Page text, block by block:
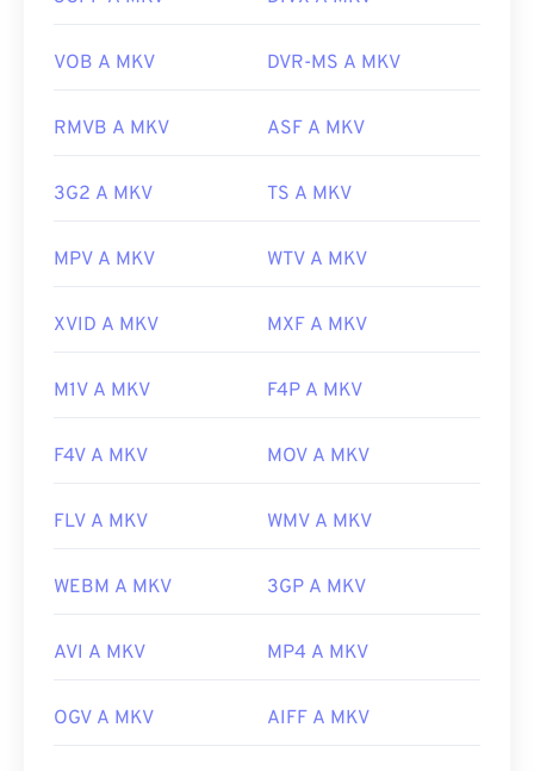
codec appropriati, compatibili con il lettore
sito affidabile, come
Ninite .
Sviluppato da:
Link utili:
VOB A MKV DVR-MS A MKV
RMVB A MKV ASF A MKV
3G2 A MKV TS A MKV
MPV A MKV WTV A MKV
XVID A MKV MXF A MKV
M1V A MKV F4P A MKV
F4V A MKV MOV A MKV
FLV A MKV WMV A MKV
WEBM A MKV 3GP A MKV
AVI A MKV MP4 A MKV
OGV A MKV AIFF A MKV